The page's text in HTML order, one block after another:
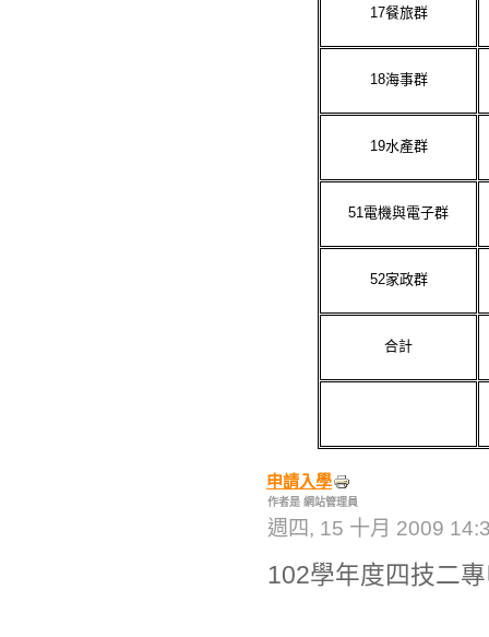
17餐旅群
18海事群
19水產群
51電機與電子群
52家政群
合計
申請入學
作者是 網站管理員
週四, 15 十月 2009
102學年度四技二